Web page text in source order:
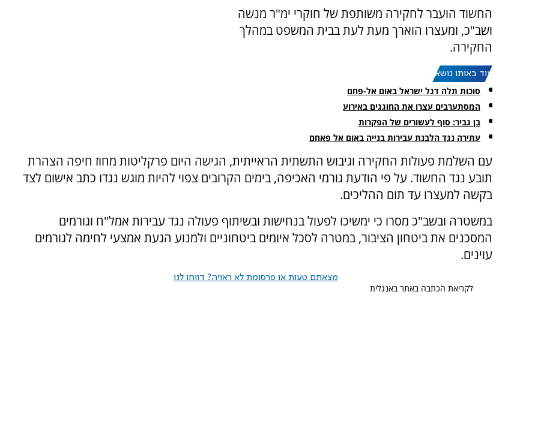
החשוד הועבר לחקירה משותפת של חוקרי ימ"ר מנשה
ושב"כ, ומעצרו הוארך מעת לעת בבית המשפט במהלך
החקירה.
עוד באותו נושא:
סוכות תלה דגל ישראל באום אל-פחם
המסתערבים עצרו את החוגגים באירוע
בן גביר: סוף לעשורים של הפקרות
עתירה נגד הלבנת עבירות בנייה באום אל פאחם
עם השלמת פעולות החקירה וגיבוש התשתית הראייתית, הגישה היום פרקליטות מחוז חיפה הצהרת
תובע נגד החשוד. על פי הודעת גורמי האכיפה, בימים הקרובים צפוי להיות מוגש נגדו כתב אישום לצד
בקשה למעצרו עד תום ההליכים.
במשטרה ובשב"כ מסרו כי ימשיכו לפעול בנחישות ובשיתוף פעולה נגד עבירות אמל"ח וגורמים
המסכנים את ביטחון הציבור, במטרה לסכל איומים ביטחוניים ולמנוע הגעת אמצעי לחימה לגורמים
עוינים.
מצאתם טעות או פרסומת לא ראויה? דווחו לנו
לקריאת הכתבה באתר באנגלית